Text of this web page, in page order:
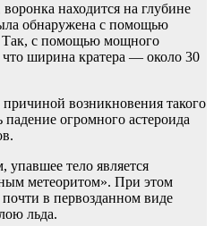
находится на глубине
обнаружена с помощью
Так, с помощью мощного
что ширина кратера — около 30
возникновения такого
падение огромного астероида
тело является
метеоритом». При этом
почти в первозданном виде
льда.